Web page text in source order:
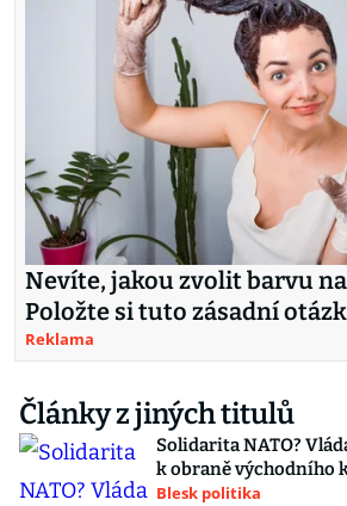
Nevíte, jakou zvolit barvu
Položte si tuto zásadní
Reklama
Články z jiných titulů
Solidarita NATO?
k obraně východního
Blesk politika